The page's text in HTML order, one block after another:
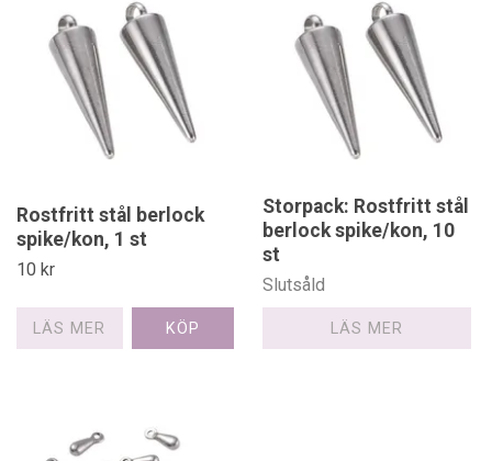
Rostfritt stål berlock
spike/kon, 1 st
10 kr
LÄS MER
Storpack: Rostfritt stål
berlock spike/kon, 10
st
Slutsåld
LÄS MER